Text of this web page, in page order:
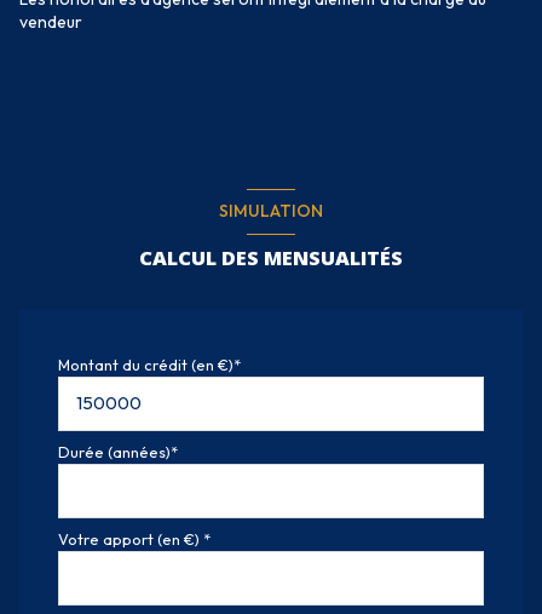
vendeur
SIMULATION
CALCUL DES MENSUALITÉS
Montant du crédit (en €)*
Durée (années)*
Votre apport (en €) *